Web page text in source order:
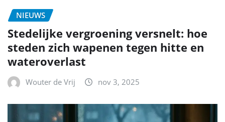
NIEUWS
Stedelijke vergroening versnelt: hoe
steden zich wapenen tegen hitte en
wateroverlast
Wouter de Vrij nov 3, 2025